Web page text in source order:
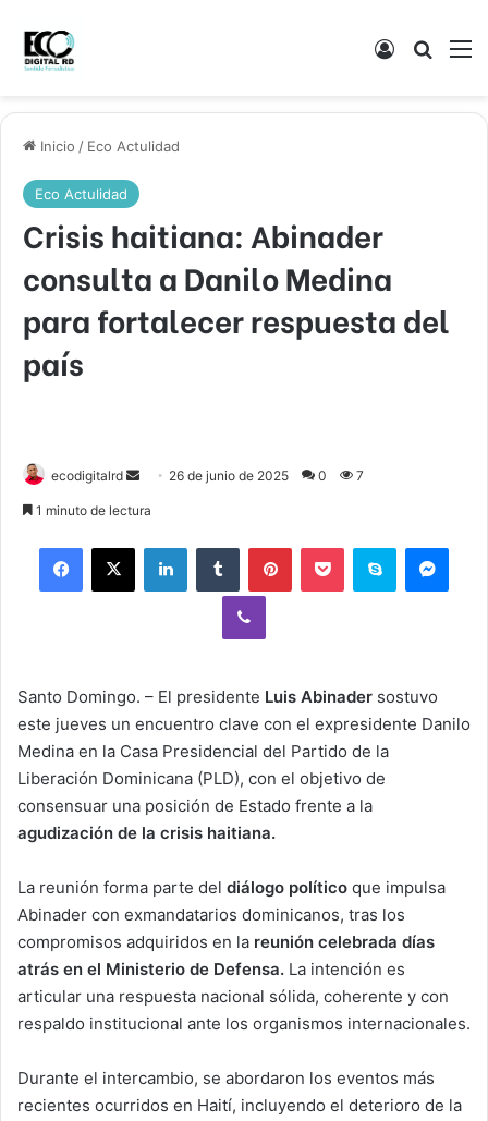
Acceso
Inicio / Eco Actulidad
Eco Actulidad
Crisis haitiana: Abinader
consulta a Danilo Medina
para fortalecer respuesta del
país
ecodigitalrd
Send 26 de junio de 2025 0 7
1 minuto de lectura
Facebook
X LinkedInTumblr PinterestPocket Skype
Viber
Santo Domingo. – El presidente Luis Abinader sostuvo
este jueves un encuentro clave con el expresidente Danilo
Medina en la Casa Presidencial del Partido de la
Liberación Dominicana (PLD), con el objetivo de
consensuar una posición de Estado frente a la
agudización de la crisis haitiana.
La reunión forma parte del diálogo político que impulsa
Abinader con exmandatarios dominicanos, tras los
compromisos adquiridos en la reunión celebrada días
atrás en el Ministerio de Defensa. La intención es
articular una respuesta nacional sólida, coherente y con
respaldo institucional ante los organismos internacionales.
Durante el intercambio, se abordaron los eventos más
recientes ocurridos en Haití, incluyendo el deterioro de la